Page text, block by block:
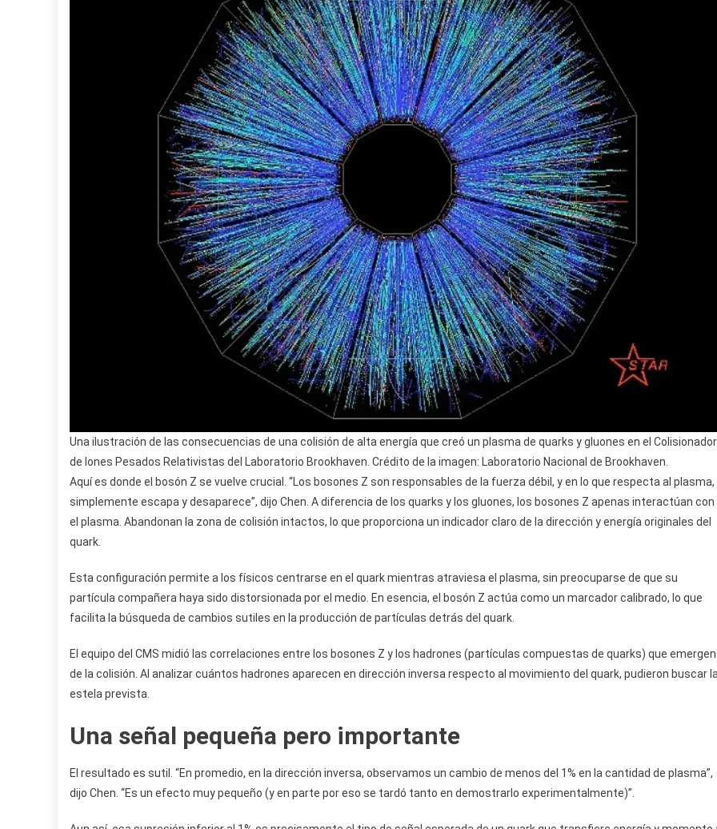
Una ilustración de las consecuencias de una colisión de alta energía que creó un plasma de quarks y gluones en el Colisionador
de Iones Pesados ​​Relativistas del Laboratorio Brookhaven. Crédito de la imagen: Laboratorio Nacional de Brookhaven.
Aquí es donde el bosón Z se vuelve crucial. “Los bosones Z son responsables de la fuerza débil, y en lo que respecta al plasma,
simplemente escapa y desaparece”, dijo Chen. A diferencia de los quarks y los gluones, los bosones Z apenas interactúan con
el plasma. Abandonan la zona de colisión intactos, lo que proporciona un indicador claro de la dirección y energía originales del
quark.
Esta configuración permite a los físicos centrarse en el quark mientras atraviesa el plasma, sin preocuparse de que su
partícula compañera haya sido distorsionada por el medio. En esencia, el bosón Z actúa como un marcador calibrado, lo que
facilita la búsqueda de cambios sutiles en la producción de partículas detrás del quark.
El equipo del CMS midió las correlaciones entre los bosones Z y los hadrones (partículas compuestas de quarks) que emergen
de la colisión. Al analizar cuántos hadrones aparecen en dirección inversa respecto al movimiento del quark, pudieron buscar
estela prevista.
Una señal pequeña pero importante
El resultado es sutil. “En promedio, en la dirección inversa, observamos un cambio de menos del 1% en la cantidad de plasma”,
dijo Chen. “Es un efecto muy pequeño (y en parte por eso se tardó tanto en demostrarlo experimentalmente)”.